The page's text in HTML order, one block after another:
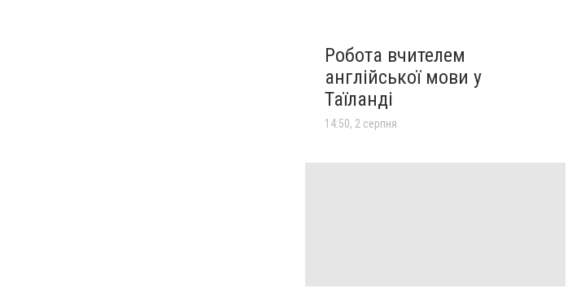
Робота вчителем
англійської мови у
Таїланді
14:50, 2 серпня